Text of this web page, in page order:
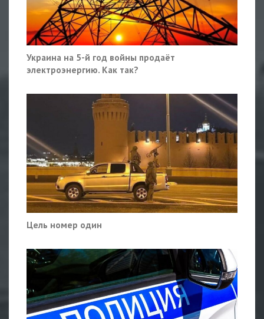
Украина на 5-й год войны продаёт
электроэнергию. Как так?
Цель номер один